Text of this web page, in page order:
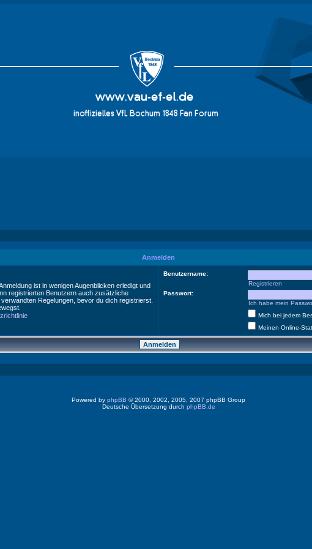
Anmelden
ist in wenigen Augenblicken erledigt und
registrierten Benutzern auch zusätzliche
Regelungen, bevor du dich registrierst.
Benutzername:
Registrieren
Passwort:
Ich habe mein
Mich bei jedem
Meinen Online-
Powered by phpBB © 2000, 2002, 2005, 2007 phpBB Group
Deutsche Übersetzung durch phpBB.de